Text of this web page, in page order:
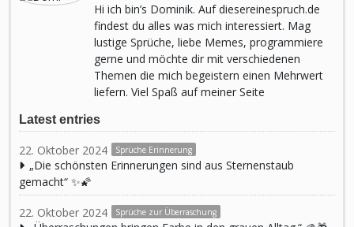
Hi ich bin’s Dominik. Auf diesereinespruch.de
findest du alles was mich interessiert. Mag
lustige Sprüche, liebe Memes, programmiere
gerne und möchte dir mit verschiedenen
Themen die mich begeistern einen Mehrwert
liefern. Viel Spaß auf meiner Seite
Latest entries
22. Oktober 2024 Sprüche Erinnerung
„Die schönsten Erinnerungen sind aus Sternenstaub
gemacht“ ✨🌠
22. Oktober 2024 Sprüche zur Überraschung